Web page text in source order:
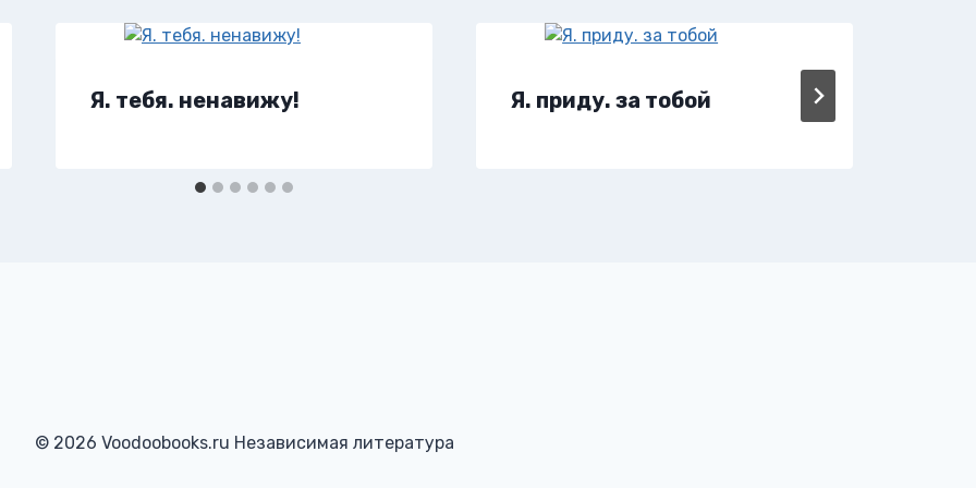
Я. тебя. ненавижу! Я. приду. за тобой
© 2026 Voodoobooks.ru Независимая литература